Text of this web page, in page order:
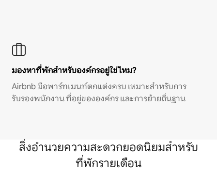
มองหาที่พักสำหรับองค์กรอยู่ใช่ไหม?
Airbnb มีอพาร์ทเมนท์ตกแต่งครบ เหมาะสำหรับการ
รับรองพนักงาน ที่อยู่ขององค์กร และการย้ายถิ่นฐาน
สิ่งอำนวยความสะดวกยอดนิยมสำหรับ
ที่พักรายเดือน